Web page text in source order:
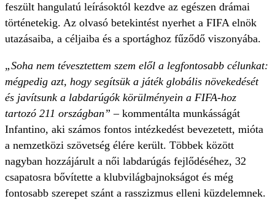
feszült hangulatú leírásoktól kezdve az egészen drámai
történetekig. Az olvasó betekintést nyerhet a FIFA elnök
utazásaiba, a céljaiba és a sportághoz fűződő viszonyába.
„Soha nem tévesztettem szem elől a legfontosabb célunkat:
mégpedig azt, hogy segítsük a játék globális növekedését
és javítsunk a labdarúgók körülményein a FIFA-hoz
tartozó 211 országban”– kommentálta munkásságát
Infantino, aki számos fontos intézkedést bevezetett, mióta
a nemzetközi szövetség élére került. Többek között
nagyban hozzájárult a női labdarúgás fejlődéséhez, 32
csapatosra bővítette a klubvilágbajnokságot és még
fontosabb szerepet szánt a rasszizmus elleni küzdelemnek.